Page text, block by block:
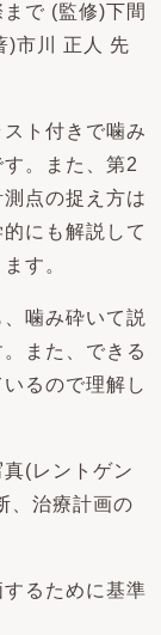
で (監修)下間
)市川 正人 先
ト付きで噛み
。また、第2
点の捉え方は
にも解説して
す。
噛み砕いて説
また、できる
るので理解し
(レントゲン
、治療計画の
るために基準